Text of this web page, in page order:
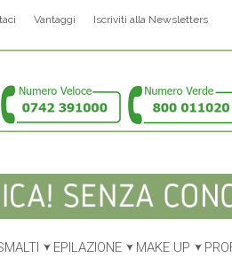
Vantaggi Iscriviti alla Newsletters
EPILAZIONE MAKE UP